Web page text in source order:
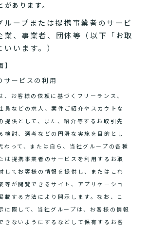
あります。
ループまたは提携事業者のサービ
業、事業者、団体等（以下「お取
います。）
サービスの利用
、お客様の依頼に基づくフリーランス、
員などの求人、案件ご紹介やスカウトな
提供として、また、紹介等するお取引先
検討、選考などの円滑な実施を目的とし
わって、または自ら、当社グループの各種
は提携事業者のサービスを利用するお取
してお客様の情報を提供し、またはこれ
等が閲覧できるサイト、アプリケーショ
載する方法により開示します。なお、こ
に際して、当社グループは、お客様の情報
きないようにするなどして保有するお客